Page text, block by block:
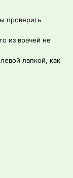
проверить
из врачей не
лапкой, как